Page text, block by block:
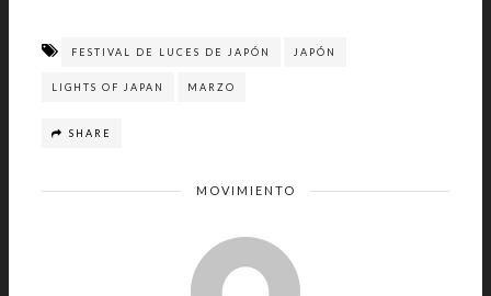
FESTIVAL DE LUCES DE JAPÓN JAPÓN
LIGHTS OF JAPAN MARZO
SHARE
MOVIMIENTO